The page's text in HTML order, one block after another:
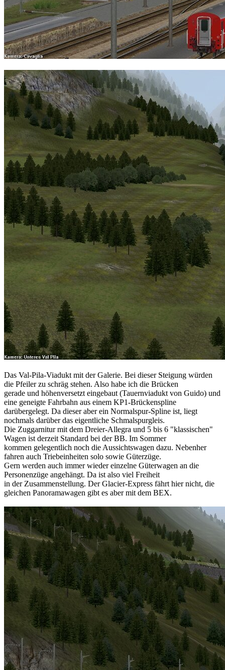
Das Val-Pila-Viadukt mit der Galerie. Bei dieser Steigung würden
die Pfeiler zu schräg stehen. Also habe ich die Brücken
gerade und höhenversetzt eingebaut (Tauernviadukt von Guido) und
eine geneigte Fahrbahn aus einem KP1-Brückenspline
darübergelegt. Da dieser aber ein Normalspur-Spline ist, liegt
nochmals darüber das eigentliche Schmalspurgleis.
Die Zuggarnitur mit dem Dreier-Allegra und 5 bis 6 "klassischen"
Wagen ist derzeit Standard bei der BB. Im Sommer
kommen gelegentlich noch die Aussichtswagen dazu. Nebenher
fahren auch Triebeinheiten solo sowie Güterzüge.
Gern werden auch immer wieder einzelne Güterwagen an die
Personenzüge angehängt. Da ist also viel Freiheit
in der Zusammenstellung. Der Glacier-Express fährt hier nicht, die
gleichen Panoramawagen gibt es aber mit dem BEX.